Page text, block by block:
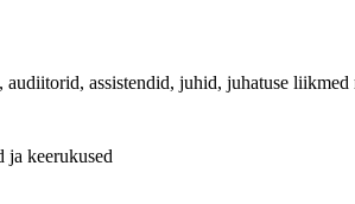
assistendid, juhid, juhatuse
ja keerukused